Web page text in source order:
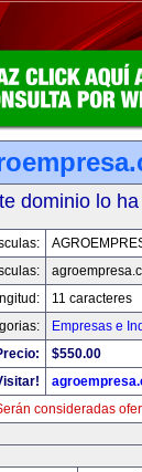
dominio lo
11 caracteres
Empresas e
$550.00
consideradas